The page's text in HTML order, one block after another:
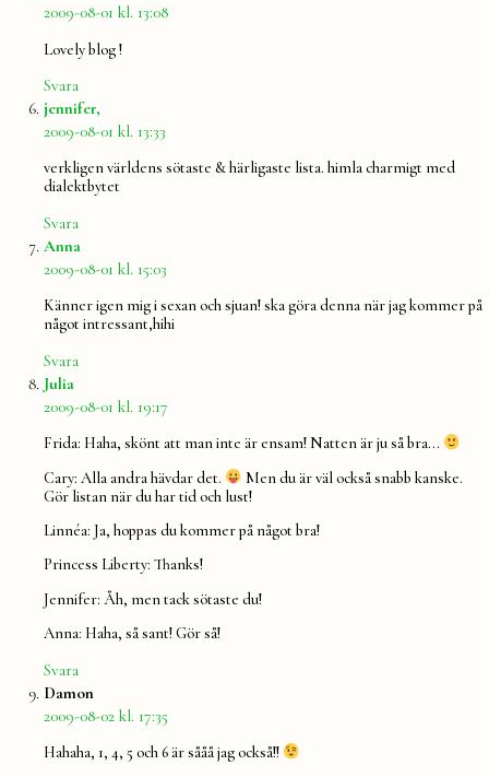
2009-08-01 kl. 13:08
Lovely blog !
Svara
jennifer,
2009-08-01 kl. 13:33
verkligen världens sötaste & härligaste lista. himla charmigt med
dialektbytet
Svara
Anna
2009-08-01 kl. 15:03
Känner igen mig i sexan och sjuan! ska göra denna när jag kommer på
något intressant,hihi
Svara
Julia
2009-08-01 kl. 19:17
Frida: Haha, skönt att man inte är ensam! Natten är ju så bra…
Cary: Alla andra hävdar det.
Men du är väl också snabb kanske.
Gör listan när du har tid och lust!
Linnéa: Ja, hoppas du kommer på något bra!
Princess Liberty: Thanks!
Jennifer: Åh, men tack sötaste du!
Anna: Haha, så sant! Gör så!
Svara
Damon
2009-08-02 kl. 17:35
Hahaha, 1, 4, 5 och 6 är sååå jag också!!